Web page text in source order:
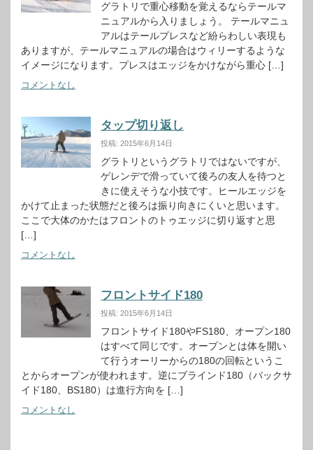
グラトリで重心移動を覚えるならテールマ
ニュアルから入りましょう。 テールマニュ
アルはテールプレスなど紛らわしい表現も
ありますが、テールマニュアルの場合はウィリーするような
イメージになります。プレスはエッジをかけながら重心 […]
コメントなし
タップ切り返し
投稿: 2015年6月14日
グラトリというグラトリではないですが、
ゲレンデで滑っていて後ろの友人を待つと
きに使えそうな小技です。ヒールエッジを
かけて止まった状態だと後ろは振り向きにくいと思います。
ここで大体のかたはフロントのトゥエッジに切り返すと思
[…]
コメントなし
フロントサイド180
投稿: 2015年6月14日
フロントサイド180やFS180、オープン180
はすべて同じです。オープンとは体を開い
て行うオーリーからの180の回転というこ
とからオープンが使われます。逆にブラインド180（バックサ
イド180、BS180）は進行方向を […]
コメントなし